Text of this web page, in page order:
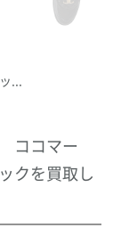
...
ココマー
を買取し